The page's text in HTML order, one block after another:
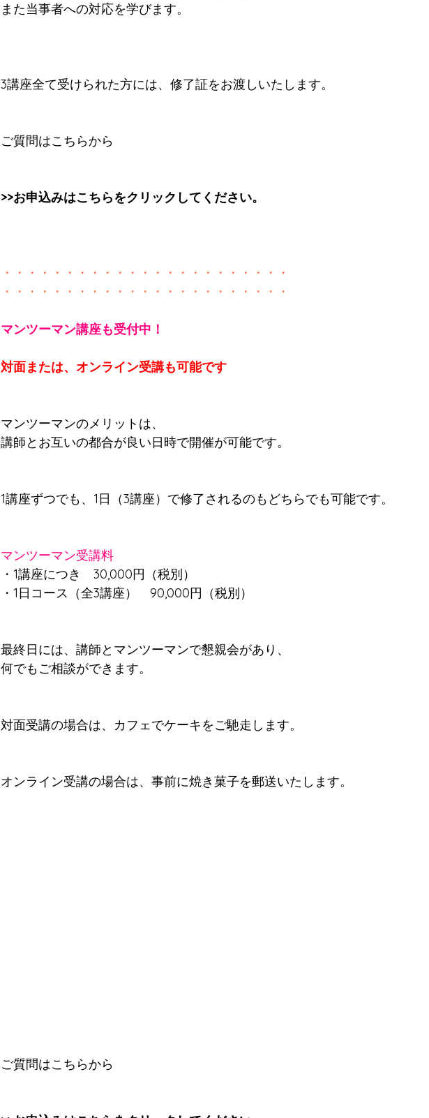
また当事者への対応を学びます。
3講座全て受けられた方には、修了証をお渡しいたします。
ご質問はこちらから
>>お申込みはこちらをクリックしてください。
・・・・・・・・・・・・・・・・・・・・・・・
・・・・・・・・・・・・・・・・・・・・・・・
マンツーマン講座も受付中！
対面または、オンライン受講も可能です
マンツーマンのメリットは、
講師とお互いの都合が良い日時で開催が可能です。
1講座ずつでも、1日（3講座）で修了されるのもどちらでも可能です。
マンツーマン受講料
・1講座につき　30,000円（税別）
・1日コース（全3講座）　90,000円（税別）
最終日には、講師とマンツーマンで懇親会があり、
何でもご相談ができます。
対面受講の場合は、カフェでケーキをご馳走します。
オンライン受講の場合は、事前に焼き菓子を郵送いたします。
ご質問はこちらから